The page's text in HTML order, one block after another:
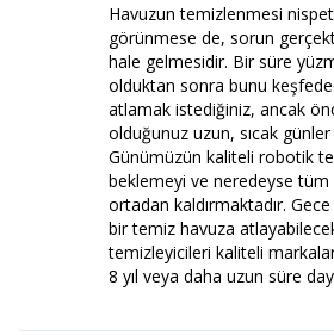
Havuzun temizlenmesi
görünmese de, sorun
hale gelmesidir. Bir süre
olduktan sonra bunu
atlamak istediğiniz, ancak
olduğunuz uzun, sıcak
Günümüzün kaliteli robotik
beklemeyi ve neredeyse tüm
ortadan kaldırmaktadır. Gece
bir temiz havuza
temizleyicileri kaliteli
8 yıl veya daha uzun süre